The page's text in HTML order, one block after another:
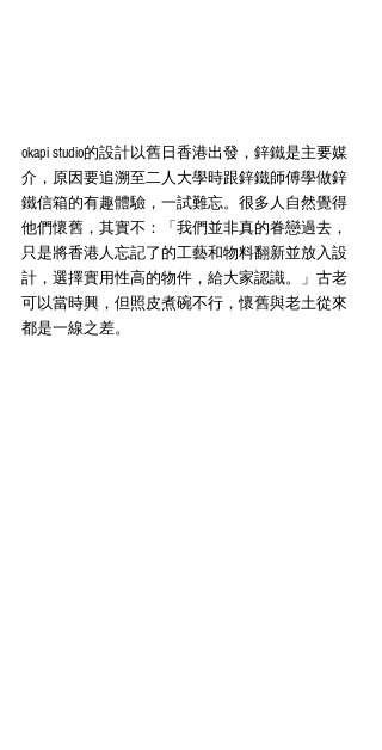
okapi studio的設計以舊日香港出發，鋅鐵是主要媒
介，原因要追溯至二人大學時跟鋅鐵師傅學做鋅
鐵信箱的有趣體驗，一試難忘。很多人自然覺得
他們懷舊，其實不：「我們並非真的眷戀過去，
只是將香港人忘記了的工藝和物料翻新並放入設
計，選擇實用性高的物件，給大家認識。」古老
可以當時興，但照皮煮碗不行，懷舊與老土從來
都是一線之差。